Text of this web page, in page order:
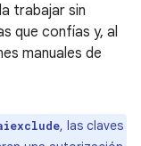
trabajar sin
que confías y, al
manuales de
, las claves